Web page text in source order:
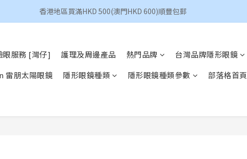
香港地區買滿HKD 500(澳門HKD 600)順豐包郵
香港地區買滿HKD 500(澳門HKD 600)順豐包郵
香港地區買滿HKD 500(澳門HKD 600)順豐包郵
眼服務 [灣仔] 護理及周邊產品 熱門品牌
台灣品牌隱形眼鏡
雷朋太陽眼鏡
隱形眼鏡種類 隱形眼鏡種類參數 部落格首頁